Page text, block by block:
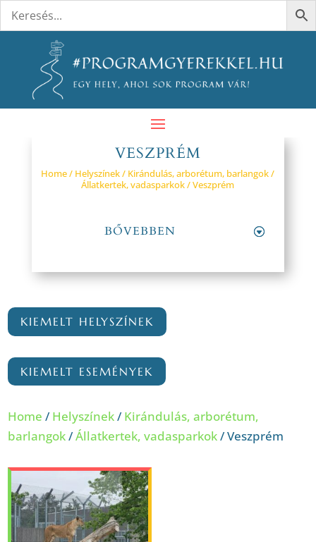
VESZPRÉM
Home/ Helyszínek/ Kirándulás, arborétum, barlangok/
Állatkertek, vadasparkok/ Veszprém
BŐVEBBEN
KIEMELT HELYSZÍNEK
KIEMELT ESEMÉNYEK
Home / Helyszínek/ Kirándulás, arborétum,
barlangok/Állatkertek, vadasparkok/ Veszprém